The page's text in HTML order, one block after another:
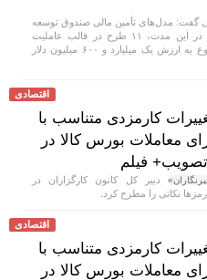
گفت: مدل‌های تأمین مالی صندوق توسعه
ملی طی یک سال گذشته متنوع‌تر شده و در این مدت، ۱۱ طرح در قالب عاملیت
بلندمدت و به روش سنتی صندوق، در مجموع به ارزش یک میلیارد و ۶۰۰ میلیون دلار
اقتصادی
کارمزدی متناسب با
معاملات بورس کالا در
فیلم
دبیر کل کانون کارگزاران در
نکاتی را مطرح کرد.
اقتصادی
کارمزدی متناسب با
معاملات بورس کالا در